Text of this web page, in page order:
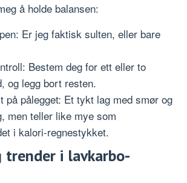
å holde balansen:
Er jeg faktisk sulten, eller bare
Bestem deg for ett eller to
og legg bort resten.
pålegget: Et tykt lag med smør og
men teller like mye som
i kalori-regnestykket.
trender i lavkarbo-